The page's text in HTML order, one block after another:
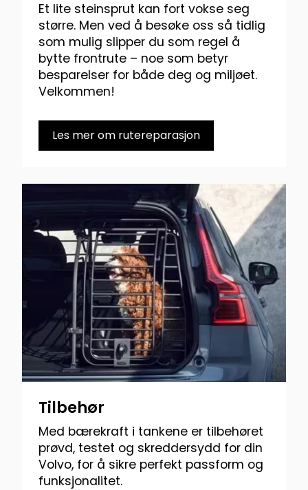
Et lite steinsprut kan fort vokse seg
større. Men ved å besøke oss så tidlig
som mulig slipper du som regel å
bytte frontrute – noe som betyr
besparelser for både deg og miljøet.
Velkommen!
Les mer om rutereparasjon
Tilbehør
Med bærekraft i tankene er tilbehøret
prøvd, testet og skreddersydd for din
Volvo, for å sikre perfekt passform og
funksjonalitet.